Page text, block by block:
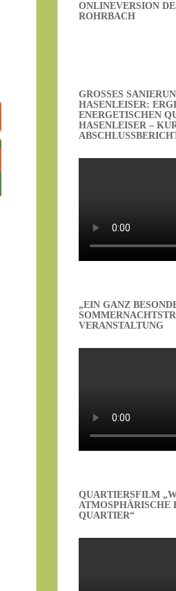
ONLINEVERSION
ROHRBACH
GROSSES
ASENLEISER:
NERGETISCHEN
ASENLEISER –
„EIN GANZ
VERANSTALTUNG
QUARTIERSFILM
ATMOSPHÄRISCHE
QUARTIER“